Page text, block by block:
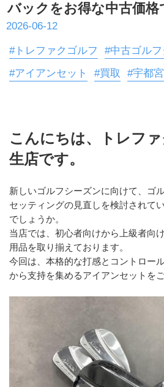
バックをお得な中古価格
2026-06-12
#トレファクゴルフ
#中古ゴル
#アイアンセット
#買取 #宇都
こんにちは、トレフ
生店です。
新しいゴルフシーズンに向けて、ゴ
セッティングの見直しを検討されて
でしょうか。
当店では、初心者向けから上級者向
用品を取り揃えております。
今回は、本格的な打感とコントロー
から支持を集めるアイアンセットを